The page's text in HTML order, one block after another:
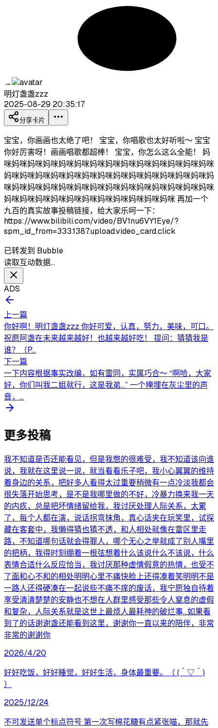
→
明灯盏盏zzz
2025-08-29 20:35:17
分享卡片
宝宝，你画画也太绝了吧！ 宝宝，你唱歌也太好听啦～ 宝宝
你好厉害呀！画画唱歌都超棒！ 宝宝，你怎么这么全能！ 妈
咪妈咪妈咪妈咪妈咪妈咪妈咪妈咪妈咪妈咪妈咪妈咪妈咪妈咪
妈咪妈咪妈咪妈咪妈咪妈咪妈咪妈咪妈咪妈咪妈咪妈咪妈咪妈
咪妈咪妈咪妈咪妈咪妈咪妈咪妈咪妈咪妈咪妈咪妈咪妈咪妈咪
妈咪妈咪妈咪妈咪妈咪妈咪妈咪妈咪妈咪妈咪妈咪 再加一个
九百的真实故事投稿链接，给大家乐呵一下：
https://www.bilibili.com/video/BV1nu6VY1Eye/?
spm_id_from=333.1387.upload.video_card.click
已转发到 Bubble
读取互动数据…
ADS
上一篇
你好啊！明灯盏盏zzz 你好可爱，认真，努力，美味，可口。
祝愿阿盏在未来越来越好！也越来越好吃！ 提问：猜猜我是
谁？（P...
下一篇
一下内容根据事实改编，如有雷同，实属巧合～ “啊哈，大家
好，你们叫我二姐就行，这是我弟…” 一个掩埋在灰尘里的声
音，...
更多投稿
我不知道是否还能看见，但是我憋的很难受，我不知道该向谁
说，我就在这里说一说，就当看看乐子吧，我小心翼翼的维持
着身边的关系，把好多人看得太过重要稍微有一点冷淡我都会
很失落开始思考，是不是我哪里做的不好，冷暴力换来我一天
的内疚，总是把坏情绪留给我，我讨厌处理人际关系，太累
了，每个人都在演，说话拐弯抹角，真心话夹在玩笑里，试探
藏在客套中，我懒得猜也猜不透，和人相处就像在雷区里走
路，不知道哪句话就会得罪人，哪个无心之举就成了别人嘴里
的把柄，我得时刻绷着一根弦想着什么该说什么不该说，什么
表情合适什么反应恰当，我讨厌那种虚情假意的热情，也受不
了面和心不和的相处明明心里不痛快脸上还得凑着笑明明不是
一路人还得硬凑在一起说些不痛不痒的废话，我宁愿独自待着
享受清清楚楚的安静也不想在人群里感受那些令人窒息的虚假
和复杂，人际关系就是这世上最烦人最耗神的破烂事…如果看
到了的话谢谢盏还能看到这里，谢谢你一直以来的陪伴，非常
非常的谢谢你
2026/4/20
好好吃饭，好好睡觉，好好生活，身体最重要。（ (＾▽＾)
）
2025/12/24
不可发送单个标点符号 第一次写棉花糖有点紧张喵，那就先